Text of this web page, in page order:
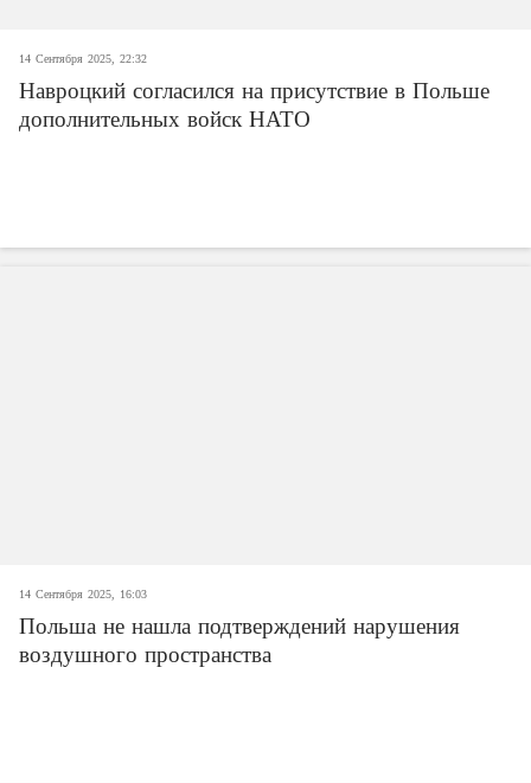
14 Сентября 2025, 22:32
Навроцкий согласился на присутствие в Польше
дополнительных войск НАТО
14 Сентября 2025, 16:03
Польша не нашла подтверждений нарушения
воздушного пространства